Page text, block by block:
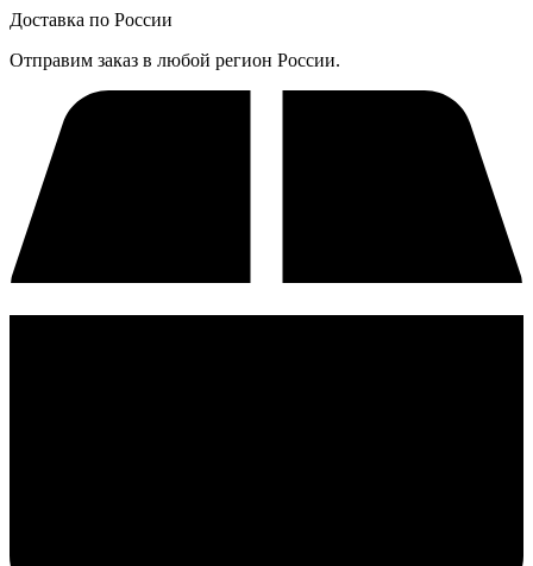
Доставка по России
Отправим заказ в любой регион России.